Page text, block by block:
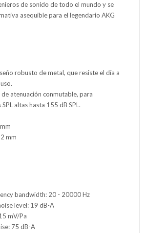
de sonido de todo el mundo y se
asequible para el legendario AKG
robusto de metal, que resiste el día a
atenuación conmutable, para
altas hasta 155 dB SPL.
mm
bandwidth: 20 - 20000 Hz
level: 19 dB-A
mV/Pa
75 dB-A